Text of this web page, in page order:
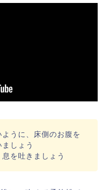
ように、床側のお腹を
しょう
を吐きましょう